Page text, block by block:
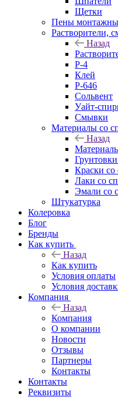
Щетки
Пены
Растворители,
Назад
Р-4
Клей
Р-646
Сольвент
Уайт-
Смывки
Материалы со
Назад
Краски со
Лаки со
Эмали со
Штукатурка
Колеровка
Блог
Бренды
Как купить
Назад
Как купить
Условия оплаты
Условия
Компания
Назад
Компания
О компании
Новости
Отзывы
Партнеры
Контакты
Контакты
Реквизиты